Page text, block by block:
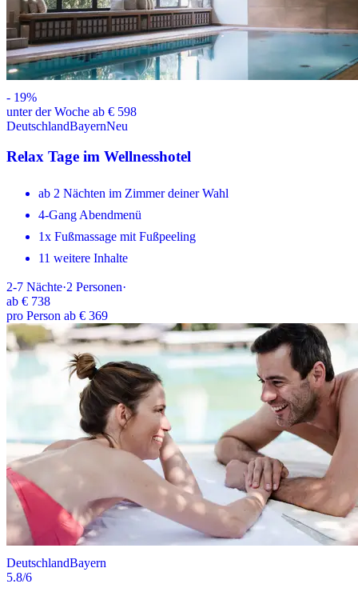
- 19%
unter der Woche ab € 598
DeutschlandBayernNeu
Relax Tage im Wellnesshotel
ab 2 Nächten im Zimmer deiner Wahl
4-Gang Abendmenü
1x Fußmassage mit Fußpeeling
11 weitere Inhalte
2-7 Nächte·2 Personen·
ab € 738
pro Person ab € 369
DeutschlandBayern
5.8/6